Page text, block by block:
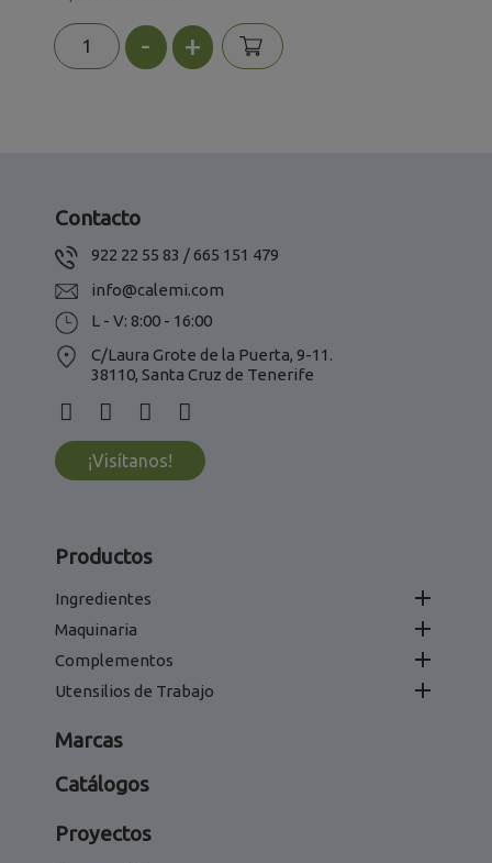
- +
Contacto
922 22 55 83 / 665 151 479
info@calemi.com
L - V: 8:00 - 16:00
C/Laura Grote de la Puerta, 9-11.
38110, Santa Cruz de Tenerife
¡Visítanos!
Productos
Ingredientes 
Maquinaria 
Complementos 
Utensilios de Trabajo 
Marcas
Catálogos
Proyectos